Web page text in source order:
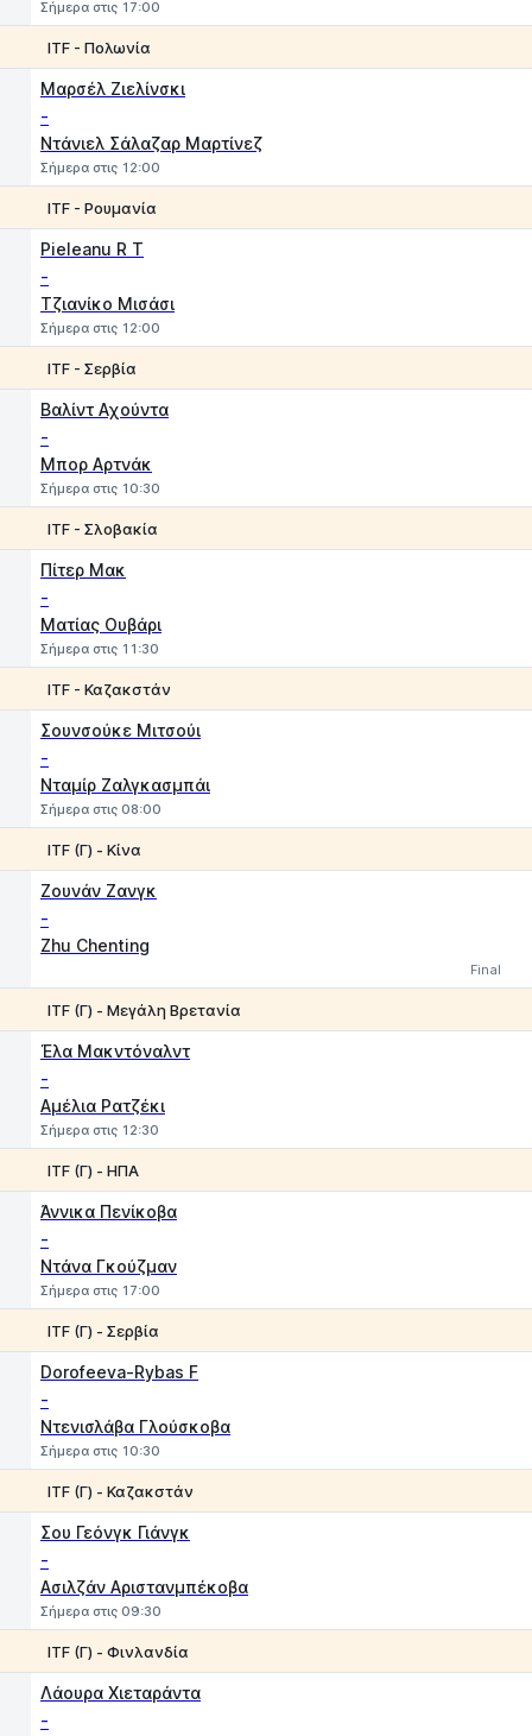
Σήμερα στις 17:00
ITF - Πολωνία
Μαρσέλ Ζιελίνσκι
-
Ντάνιελ Σάλαζαρ Μαρτίνεζ
Σήμερα στις 12:00
ITF - Ρουμανία
Pieleanu R T
-
Τζιανίκο Μισάσι
Σήμερα στις 12:00
ITF - Σερβία
Βαλίντ Αχούντα
-
Μπορ Αρτνάκ
Σήμερα στις 10:30
ITF - Σλοβακία
Πίτερ Μακ
-
Ματίας Ουβάρι
Σήμερα στις 11:30
ITF - Καζακστάν
Σουνσούκε Μιτσούι
-
Νταμίρ Ζαλγκασμπάι
Σήμερα στις 08:00
ITF (Γ) - Κίνα
Ζουνάν Ζανγκ
-
Zhu Chenting
Final
ITF (Γ) - Μεγάλη Βρετανία
Έλα Μακντόναλντ
-
Αμέλια Ρατζέκι
Σήμερα στις 12:30
ITF (Γ) - ΗΠΑ
Άννικα Πενίκοβα
-
Ντάνα Γκούζμαν
Σήμερα στις 17:00
ITF (Γ) - Σερβία
Dorofeeva-Rybas F
-
Ντενισλάβα Γλούσκοβα
Σήμερα στις 10:30
ITF (Γ) - Καζακστάν
Σου Γεόνγκ Γιάνγκ
-
Ασιλζάν Αριστανμπέκοβα
Σήμερα στις 09:30
ΙTF (Γ) - Φινλανδία
Λάουρα Χιεταράντα
-